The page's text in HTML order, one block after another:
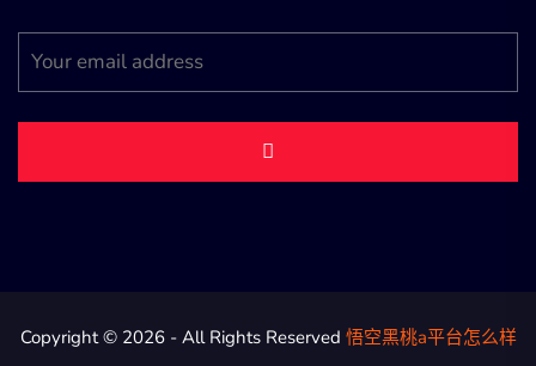
Copyright © 2026 - All Rights Reserved 悟空黑桃a平台怎么样